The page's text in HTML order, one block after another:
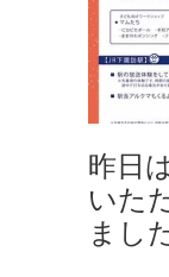
昨日
いた
まし